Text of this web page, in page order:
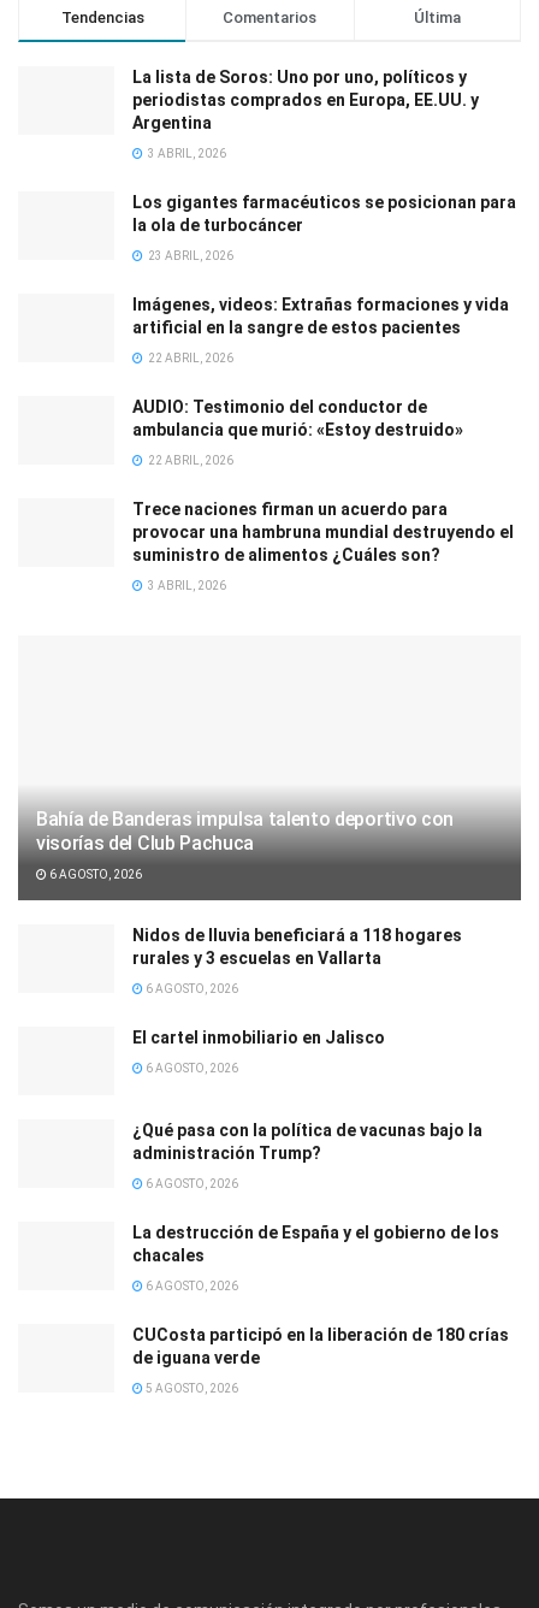
Tendencias Comentarios Última
La lista de Soros: Uno por uno, políticos y
periodistas comprados en Europa, EE.UU. y
Argentina
3 ABRIL, 2026
Los gigantes farmacéuticos se posicionan para
la ola de turbocáncer
23 ABRIL, 2026
Imágenes, videos: Extrañas formaciones y vida
artificial en la sangre de estos pacientes
22 ABRIL, 2026
AUDIO: Testimonio del conductor de
ambulancia que murió: «Estoy destruido»
22 ABRIL, 2026
Trece naciones firman un acuerdo para
provocar una hambruna mundial destruyendo el
suministro de alimentos ¿Cuáles son?
3 ABRIL, 2026
Bahía de Banderas impulsa talento deportivo con
visorías del Club Pachuca
6 AGOSTO, 2026
Nidos de lluvia beneficiará a 118 hogares
rurales y 3 escuelas en Vallarta
6 AGOSTO, 2026
El cartel inmobiliario en Jalisco
6 AGOSTO, 2026
¿Qué pasa con la política de vacunas bajo la
administración Trump?
6 AGOSTO, 2026
La destrucción de España y el gobierno de los
chacales
6 AGOSTO, 2026
CUCosta participó en la liberación de 180 crías
de iguana verde
5 AGOSTO, 2026